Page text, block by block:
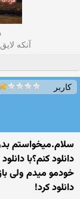
آنکه
کاربر
سلام.میخواستم
دانلود کنم؟با
خودمو میدم ولی
دانلود کرد!